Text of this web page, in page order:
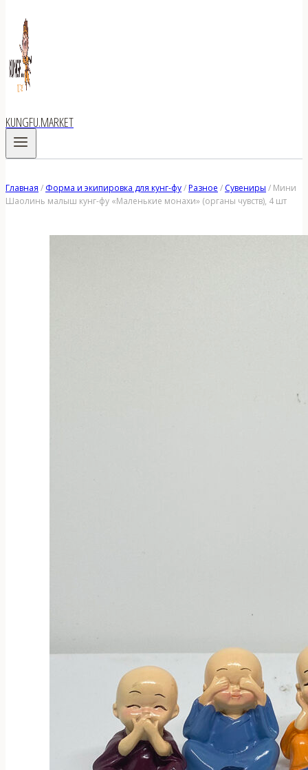
KUNGFU.MARKET
Главная / Форма и экипировка для кунг-фу/Разное / Сувениры / Мини
Шаолинь малыш кунг-фу «Маленькие монахи» (органы чувств), 4 шт